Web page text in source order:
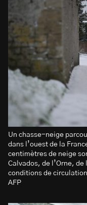
Un chasse-neige
dans l’ouest de la
centimètres de neige
Calvados, de l’Orne,
conditions de
AFP